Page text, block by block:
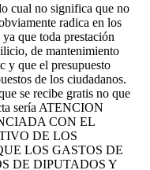
cual no significa que no
radica en los
que toda prestación
de mantenimiento
y que el presupuesto
de los ciudadanos.
se recibe gratis no que
sería ATENCION
CON EL
DE LOS
LOS GASTOS DE
DE DIPUTADOS Y